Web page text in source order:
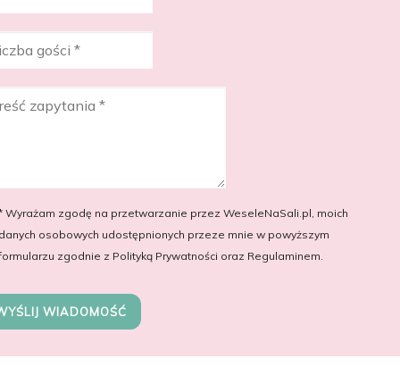
Wyrażam zgodę na przetwarzanie przez WeseleNaSali.pl, moich
osobowych udostępnionych przeze mnie w powyższym
zgodnie z Polityką Prywatności oraz Regulaminem.
WIADOMOŚĆ